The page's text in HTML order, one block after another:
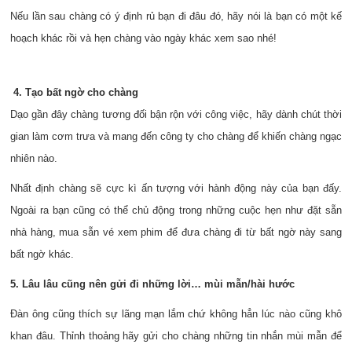
Nếu lần sau chàng có ý định rủ bạn đi đâu đó, hãy nói là bạn có một kế
hoạch khác rồi và hẹn chàng vào ngày khác xem sao nhé!
4. Tạo bất ngờ cho chàng
Dạo gần đây chàng tương đối bận rộn với công việc, hãy dành chút thời
gian làm cơm trưa và mang đến công ty cho chàng để khiến chàng ngạc
nhiên nào.
Nhất định chàng sẽ cực kì ấn tượng với hành động này của bạn đấy.
Ngoài ra bạn cũng có thể chủ động trong những cuộc hẹn như đặt sẵn
nhà hàng, mua sẵn vé xem phim để đưa chàng đi từ bất ngờ này sang
bất ngờ khác.
5. Lâu lâu cũng nên gửi đi những lời… mùi mẫn/hài hước
Đàn ông cũng thích sự lãng mạn lắm chứ không hẳn lúc nào cũng khô
khan đâu. Thỉnh thoảng hãy gửi cho chàng những tin nhắn mùi mẫn để